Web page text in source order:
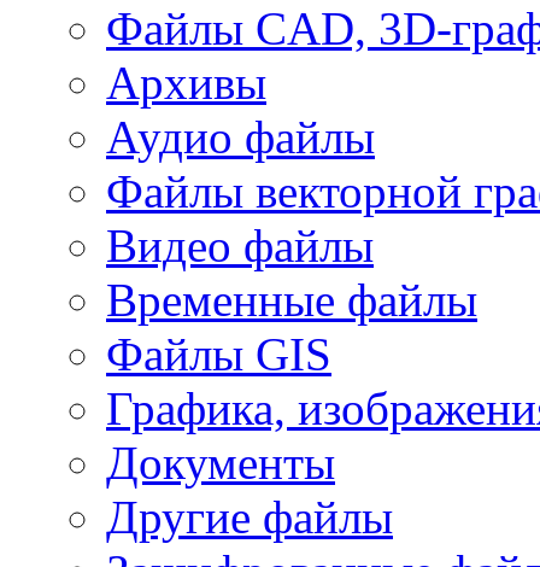
Файлы CAD, 3D-
Архивы
Аудио файлы
Файлы векторной
Видео файлы
Временные файлы
Файлы GIS
Графика,
Документы
Другие файлы